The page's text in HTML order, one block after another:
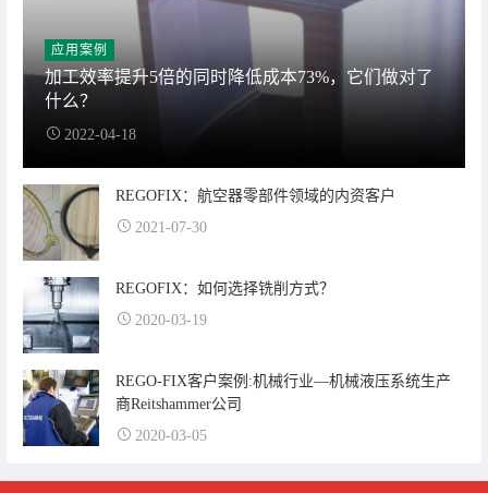
应用案例
加工效率提升5倍的同时降低成本73%，它们做对了
什么？
2022-04-18
REGOFIX：航空器零部件领域的内资客户
2021-07-30
REGOFIX：如何选择铣削方式？
2020-03-19
REGO-FIX客户案例:机械行业—机械液压系统生产
商Reitshammer公司
2020-03-05